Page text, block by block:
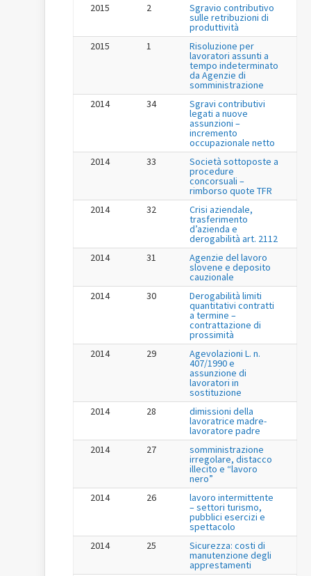
2015
2 Sgravio contributivo
sulle retribuzioni di
produttività
2015
1 Risoluzione per
lavoratori assunti a
tempo indeterminato
da Agenzie di
somministrazione
2014
34 Sgravi contributivi
legati a nuove
assunzioni –
incremento
occupazionale netto
2014
33 Società sottoposte a
procedure
concorsuali –
rimborso quote TFR
2014
32 Crisi aziendale,
trasferimento
d’azienda e
derogabilità art. 2112
2014
31 Agenzie del lavoro
slovene e deposito
cauzionale
2014
30 Derogabilità limiti
quantitativi contratti
a termine –
contrattazione di
prossimità
2014
29 Agevolazioni L. n.
407/1990 e
assunzione di
lavoratori in
sostituzione
2014
28 dimissioni della
lavoratrice madre-
lavoratore padre
2014
27 somministrazione
irregolare, distacco
illecito e “lavoro
nero”
2014
26 lavoro intermittente
– settori turismo,
pubblici esercizi e
spettacolo
2014
25 Sicurezza: costi di
manutenzione degli
apprestamenti